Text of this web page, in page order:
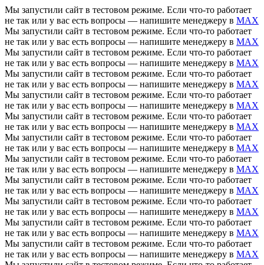
Мы запустили сайт в тестовом режиме. Если что-то работает
не так или у вас есть вопросы — напишите менеджеру в MAX
Мы запустили сайт в тестовом режиме. Если что-то работает
не так или у вас есть вопросы — напишите менеджеру в MAX
Мы запустили сайт в тестовом режиме. Если что-то работает
не так или у вас есть вопросы — напишите менеджеру в MAX
Мы запустили сайт в тестовом режиме. Если что-то работает
не так или у вас есть вопросы — напишите менеджеру в MAX
Мы запустили сайт в тестовом режиме. Если что-то работает
не так или у вас есть вопросы — напишите менеджеру в MAX
Мы запустили сайт в тестовом режиме. Если что-то работает
не так или у вас есть вопросы — напишите менеджеру в MAX
Мы запустили сайт в тестовом режиме. Если что-то работает
не так или у вас есть вопросы — напишите менеджеру в MAX
Мы запустили сайт в тестовом режиме. Если что-то работает
не так или у вас есть вопросы — напишите менеджеру в MAX
Мы запустили сайт в тестовом режиме. Если что-то работает
не так или у вас есть вопросы — напишите менеджеру в MAX
Мы запустили сайт в тестовом режиме. Если что-то работает
не так или у вас есть вопросы — напишите менеджеру в MAX
Мы запустили сайт в тестовом режиме. Если что-то работает
не так или у вас есть вопросы — напишите менеджеру в MAX
Мы запустили сайт в тестовом режиме. Если что-то работает
не так или у вас есть вопросы — напишите менеджеру в MAX